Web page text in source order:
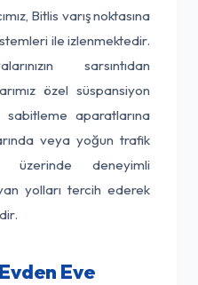
Bitlis varış noktasına
ile izlenmektedir.
sarsıntıdan
özel süspansiyon
aparatlarına
veya yoğun trafik
deneyimli
yolları tercih ederek
Eve